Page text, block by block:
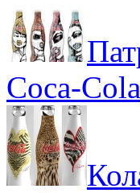
Coca-Cola